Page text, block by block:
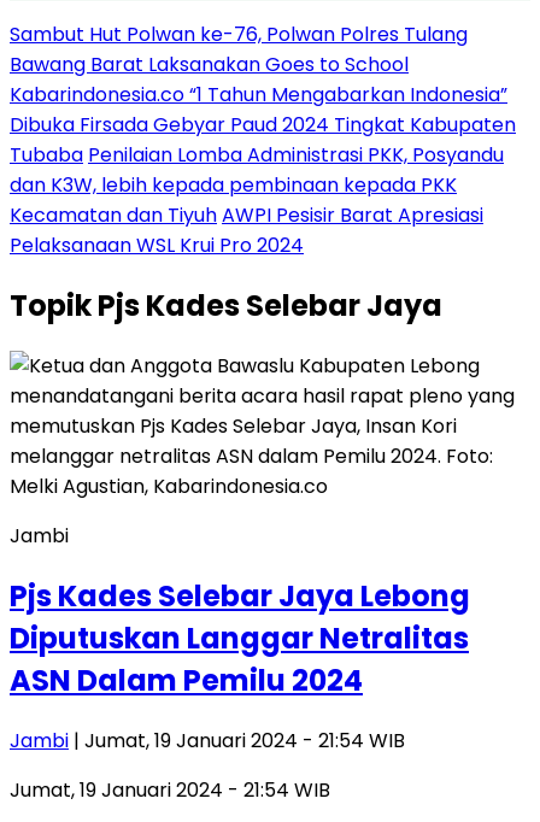
Sambut Hut Polwan ke-76, Polwan Polres Tulang
Bawang Barat Laksanakan Goes to School
Kabarindonesia.co “1 Tahun Mengabarkan Indonesia”
Dibuka Firsada Gebyar Paud 2024 Tingkat Kabupaten
Tubaba Penilaian Lomba Administrasi PKK, Posyandu
dan K3W, lebih kepada pembinaan kepada PKK
Kecamatan dan TiyuhAWPI Pesisir Barat Apresiasi
Pelaksanaan WSL Krui Pro 2024
TopikPjs Kades Selebar Jaya
Jambi
Pjs Kades Selebar Jaya Lebong
Diputuskan Langgar Netralitas
ASN Dalam Pemilu 2024
Jambi | Jumat, 19 Januari 2024 - 21:54 WIB
Jumat, 19 Januari 2024 - 21:54 WIB